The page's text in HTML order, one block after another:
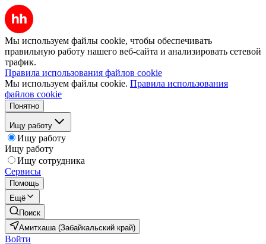
Мы используем файлы cookie, чтобы обеспечивать
правильную работу нашего веб-сайта и анализировать сетевой
трафик.
Правила использования файлов cookie
Мы используем файлы cookie. Правила использования
файлов cookie
Понятно
Ищу работу
Ищу работу
Ищу работу
Ищу сотрудника
Сервисы
Помощь
Ещё
Поиск
Амитхаша (Забайкальский край)
Войти